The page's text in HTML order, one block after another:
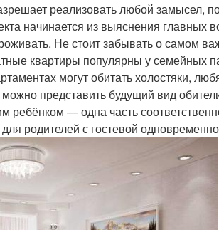
реализовать любой замысел,
начинается из выяснения главных
Не стоит забывать о самом
квартиры популярны у семейных
могут обитать холостяки,
представить будущий вид
— одна часть
родителей с гостевой